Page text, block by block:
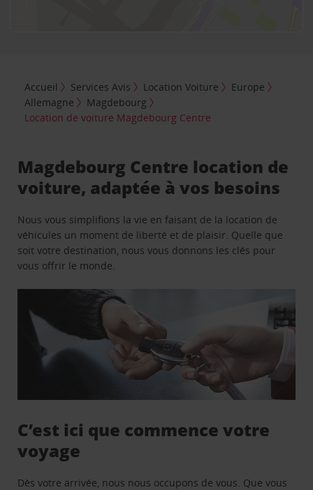
Accueil Services Avis Location Voiture
Europe
Allemagne
Magdebourg
Location de voiture Magdebourg Centre
Magdebourg Centre location de
voiture, adaptée à vos besoins
Nous vous simplifions la vie en faisant de la location de
véhicules un moment de liberté et de plaisir. Quelle que
soit votre destination, nous vous donnons les clés pour
vous offrir le monde.
C’est ici que commence votre
voyage
Dès votre arrivée, nous nous occupons de vous. Que vous